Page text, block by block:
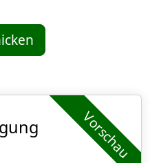
Vorschau